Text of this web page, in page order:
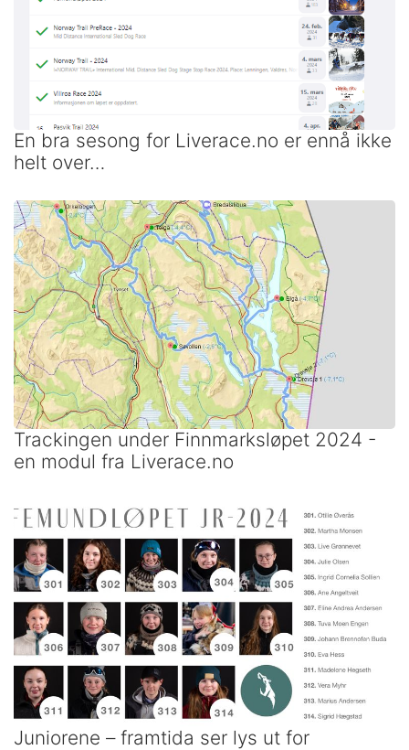
En bra sesong for Liverace.no er ennå ikke
helt over…
Trackingen under Finnmarksløpet 2024 -
en modul fra Liverace.no
Juniorene – framtida ser lys ut for